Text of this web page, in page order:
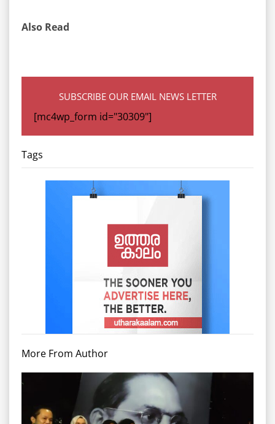
Also Read
SUBSCRIBE OUR EMAIL NEWS LETTER
[mc4wp_form id="30309"]
Tags
More From Author